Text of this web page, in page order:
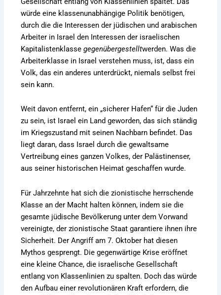
würde eine klassenunabhängige Politik benötigen,
durch die die Interessen der jüdischen und arabischen
Arbeiter in Israel den Interessen der israelischen
Kapitalistenklassegegenübergestelltwerden. Was die
Arbeiterklasse in Israel verstehen muss, ist, dass ein
Volk, das ein anderes unterdrückt, niemals selbst frei
sein kann.
Weit davon entfernt, ein „sicherer Hafen“ für die Juden
zu sein, ist Israel ein Land geworden, das sich ständig
im Kriegszustand mit seinen Nachbarn befindet. Das
liegt daran, dass Israel durch die gewaltsame
Vertreibung eines ganzen Volkes, der Palästinenser,
aus seiner historischen Heimat geschaffen wurde.
Für Jahrzehnte hat sich die zionistische herrschende
Klasse an der Macht halten können, indem sie die
gesamte jüdische Bevölkerung unter dem Vorwand
vereinigte, der zionistische Staat garantiere ihnen ihre
Sicherheit. Der Angriff am 7. Oktober hat diesen
Mythos gesprengt. Die gegenwärtige Krise eröffnet
eine kleine Chance, die israelische Gesellschaft
entlang von Klassenlinien zu spalten. Doch das würde
den Aufbau einer revolutionären Kraft erfordern, die